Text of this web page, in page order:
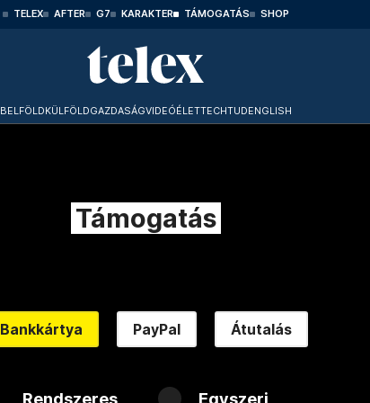
TELEX AFTER G7 KARAKTER TÁMOGATÁS SHOP
BELFÖLDKÜLFÖLDGAZDASÁGVIDEÓÉLETTECHTUDENGLISH
Támogatás
Bankkártya PayPal Átutalás
Rendszeres Egyszeri